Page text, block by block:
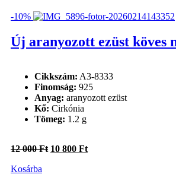
500 Ft. 550 Ft.
-10%
Új aranyozott ezüst köves
Cikkszám: A3-8333
Finomság: 925
Anyag: aranyozott ezüst
Kő: Cirkónia
Tömeg: 1.2 g
12 000Ft Original
10 800 FtCurrent
Kosárba